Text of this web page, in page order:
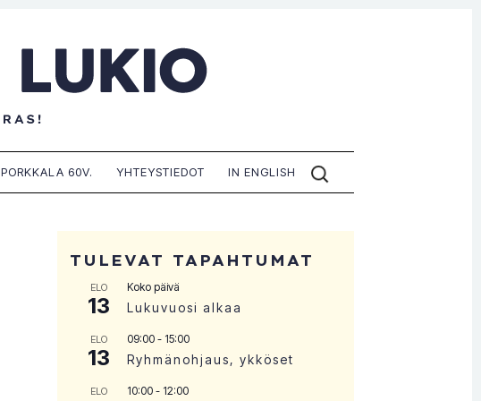
PORKKALA 60V. YHTEYSTIEDOT IN ENGLISH
ETSI
SIVUILTA:
TULEVAT TAPAHTUMAT
ELO
13
Koko päivä
Lukuvuosi alkaa
ELO
13
09:00 - 15:00
Ryhmänohjaus, ykköset
ELO 10:00 - 12:00